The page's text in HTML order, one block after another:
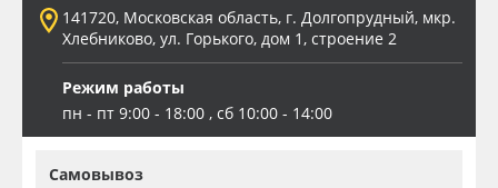
Баннер
Заготовки для сувениров
141720, Московская область, г. Долгопрудный, мкр.
Хлебниково, ул. Горького, дом 1, строение 2
Режим работы
пн - пт 9:00 - 18:00 , сб 10:00 - 14:00
Самовывоз